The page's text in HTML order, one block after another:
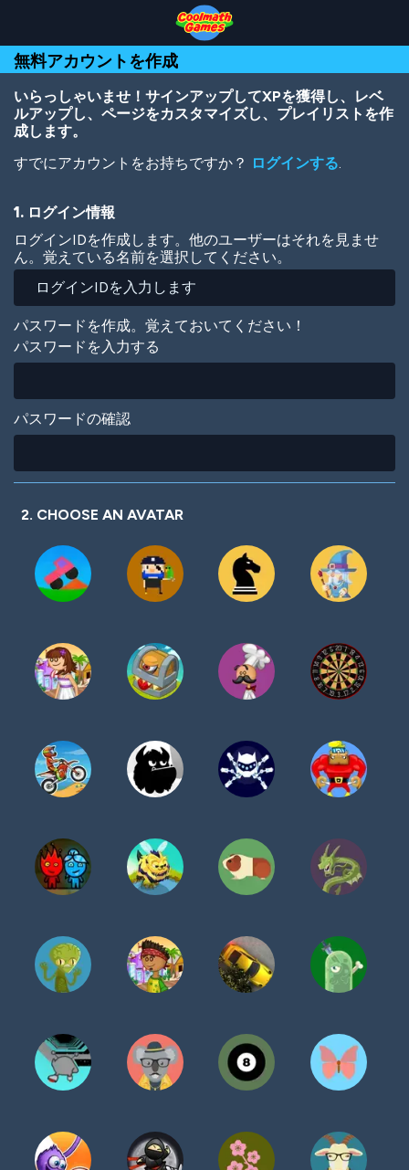
Top
of
Page
Navigation
Main
Content
Footer
ン
コ
ン
移
無料アカウントを作成
いらっしゃいませ！サインアップしてXPを獲得し、レベ
ルアップし、ページをカスタマイズし、プレイリストを作
成します。
すでにアカウントをお持ちですか？ ログインする.
1. ログイン情報
ログインIDを作成します。他のユーザーはそれを見ませ
ん。覚えている名前を選択してください。
パスワードを作成。覚えておいてください！
パスワードを入力する
パスワードの確認
2. CHOOSE AN AVATAR